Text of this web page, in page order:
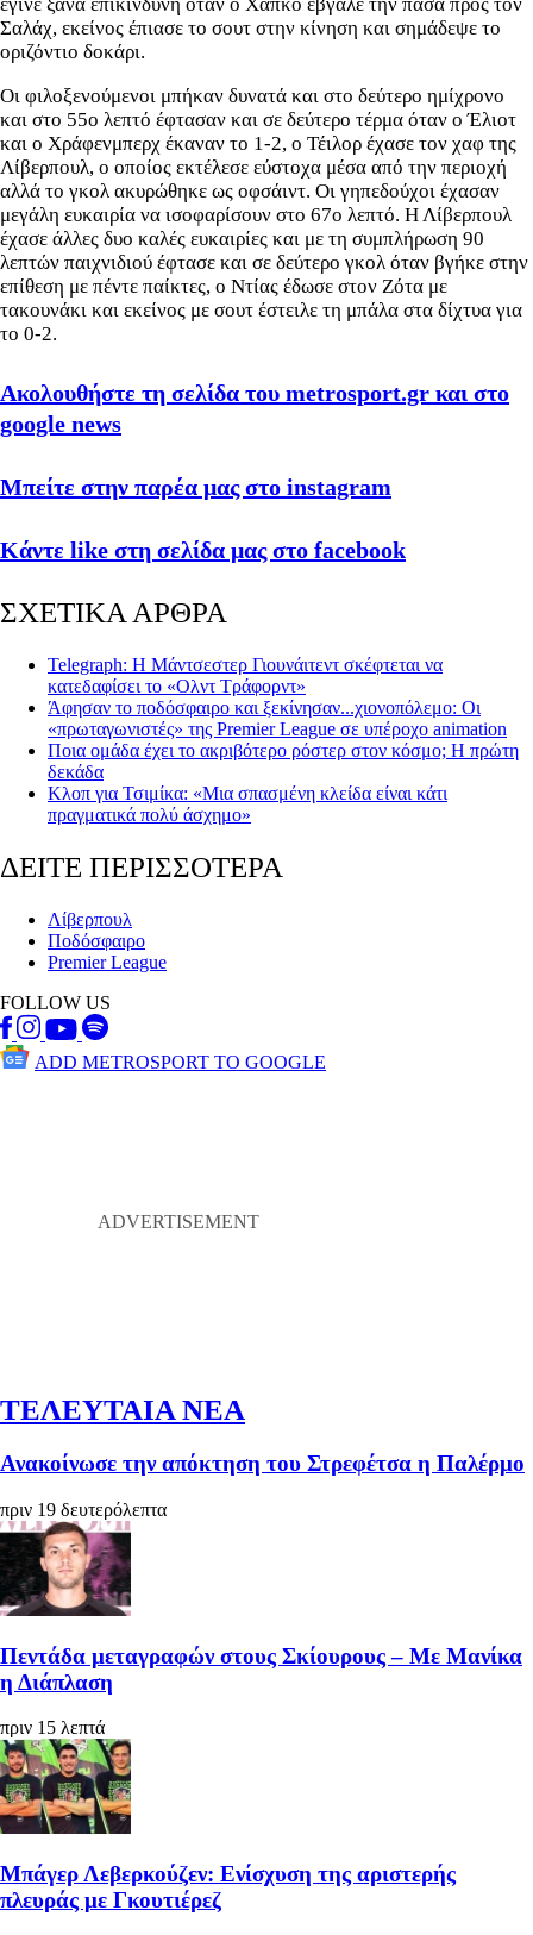
Σαλάχ, εκείνος έπιασε το σουτ στην κίνηση και σημάδεψε το
οριζόντιο δοκάρι.
Οι φιλοξενούμενοι μπήκαν δυνατά και στο δεύτερο ημίχρονο
και στο 55ο λεπτό έφτασαν και σε δεύτερο τέρμα όταν ο Έλιοτ
και ο Χράφενμπερχ έκαναν το 1-2, ο Τέιλορ έχασε τον χαφ της
Λίβερπουλ, ο οποίος εκτέλεσε εύστοχα μέσα από την περιοχή
αλλά το γκολ ακυρώθηκε ως οφσάιντ. Οι γηπεδούχοι έχασαν
μεγάλη ευκαιρία να ισοφαρίσουν στο 67ο λεπτό. Η Λίβερπουλ
έχασε άλλες δυο καλές ευκαιρίες και με τη συμπλήρωση 90
λεπτών παιχνιδιού έφτασε και σε δεύτερο γκολ όταν βγήκε στην
επίθεση με πέντε παίκτες, ο Ντίας έδωσε στον Ζότα με
τακουνάκι και εκείνος με σουτ έστειλε τη μπάλα στα δίχτυα για
το 0-2.
Ακολουθήστε τη σελίδα του metrosport.gr και στο
google news
Μπείτε στην παρέα μας στο instagram
Κάντε like στη σελίδα μας στο facebook
ΣΧΕΤΙΚΑ ΑΡΘΡΑ
Telegraph: Η Μάντσεστερ Γιουνάιτεντ σκέφτεται να
κατεδαφίσει το «Ολντ Τράφορντ»
Άφησαν το ποδόσφαιρο και ξεκίνησαν...χιονοπόλεμο: Οι
«πρωταγωνιστές» της Premier League σε υπέροχο animation
Ποια ομάδα έχει το ακριβότερο ρόστερ στον κόσμο; Η πρώτη
δεκάδα
Κλοπ για Τσιμίκα: «Μια σπασμένη κλείδα είναι κάτι
πραγματικά πολύ άσχημο»
ΔΕΙΤΕ ΠΕΡΙΣΣΟΤΕΡΑ
Λίβερπουλ
Ποδόσφαιρο
Premier League
FOLLOW US
ADD METROSPORT TO GOOGLE
ΤΕΛΕΥΤΑΙΑ ΝΕΑ
Ανακοίνωσε την απόκτηση του Στρεφέτσα η Παλέρμο
πριν 19 δευτερόλεπτα
Πεντάδα μεταγραφών στους Σκίουρους – Με Μανίκα
η Διάπλαση
πριν 15 λεπτά
Μπάγερ Λεβερκούζεν: Ενίσχυση της αριστερής
πλευράς με Γκουτιέρεζ